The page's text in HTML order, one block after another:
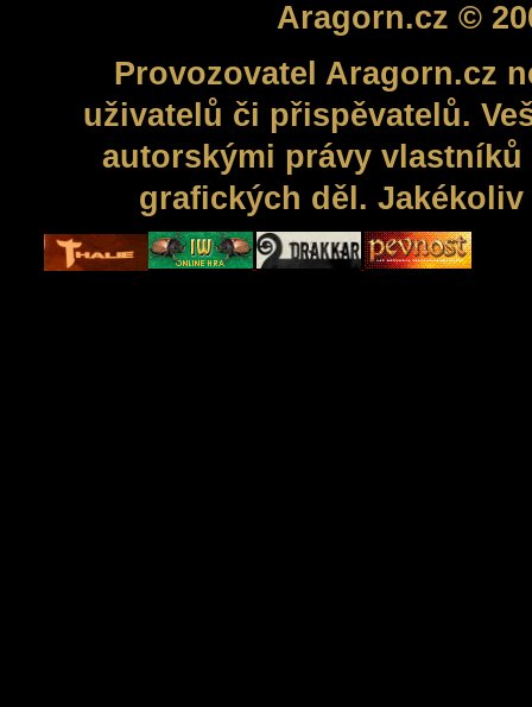
Aragorn.cz ©
Provozovatel Aragorn.cz
uživatelů či přispěvatelů.
autorskými právy
grafických děl.